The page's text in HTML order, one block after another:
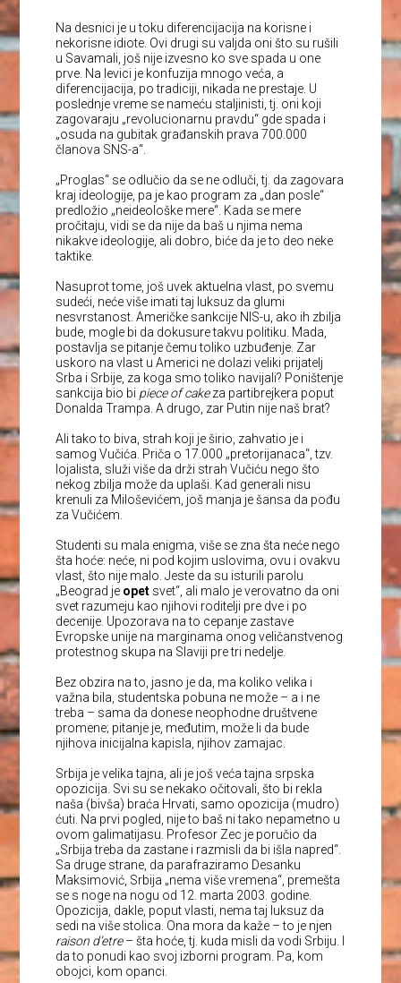
Na desnici je u toku diferencijacija na korisne i
nekorisne idiote. Ovi drugi su valjda oni što su rušili
u Savamali, još nije izvesno ko sve spada u one
prve. Na levici je konfuzija mnogo veća, a
diferencijacija, po tradiciji, nikada ne prestaje. U
poslednje vreme se nameću staljinisti, tj. oni koji
zagovaraju „revolucionarnu pravdu“ gde spada i
„osuda na gubitak građanskih prava 700.000
članova SNS-a“.
„Proglas“ se odlučio da se ne odluči, tj. da zagovara
kraj ideologije, pa je kao program za „dan posle“
predložio „neideološke mere“. Kada se mere
pročitaju, vidi se da nije da baš u njima nema
nikakve ideologije, ali dobro, biće da je to deo neke
taktike.
Nasuprot tome, još uvek aktuelna vlast, po svemu
sudeći, neće više imati taj luksuz da glumi
nesvrstanost. Američke sankcije NIS-u, ako ih zbilja
bude, mogle bi da dokusure takvu politiku. Mada,
postavlja se pitanje čemu toliko uzbuđenje. Zar
uskoro na vlast u Americi ne dolazi veliki prijatelj
Srba i Srbije, za koga smo toliko navijali? Poništenje
sankcija bio bi piece of cakeza partibrejkera poput
Donalda Trampa. A drugo, zar Putin nije naš brat?
Ali tako to biva, strah koji je širio, zahvatio je i
samog Vučića. Priča o 17.000 „pretorijanaca“, tzv.
lojalista, služi više da drži strah Vučiću nego što
nekog zbilja može da uplaši. Kad generali nisu
krenuli za Miloševićem, još manja je šansa da pođu
za Vučićem.
Studenti su mala enigma, više se zna šta neće nego
šta hoće: neće, ni pod kojim uslovima, ovu i ovakvu
vlast, što nije malo. Jeste da su isturili parolu
„Beograd je opet svet“, ali malo je verovatno da oni
svet razumeju kao njihovi roditelji pre dve i po
decenije. Upozorava na to cepanje zastave
Evropske unije na marginama onog veličanstvenog
protestnog skupa na Slaviji pre tri nedelje.
Bez obzira na to, jasno je da, ma koliko velika i
važna bila, studentska pobuna ne može – a i ne
treba – sama da donese neophodne društvene
promene; pitanje je, međutim, može li da bude
njihova inicijalna kapisla, njihov zamajac.
Srbija je velika tajna, ali je još veća tajna srpska
opozicija. Svi su se nekako očitovali, što bi rekla
naša (bivša) braća Hrvati, samo opozicija (mudro)
ćuti. Na prvi pogled, nije to baš ni tako nepametno u
ovom galimatijasu. Profesor Zec je poručio da
„Srbija treba da zastane i razmisli da bi išla napred“.
Sa druge strane, da parafraziramo Desanku
Maksimović, Srbija „nema više vremena“, premešta
se s noge na nogu od 12. marta 2003. godine.
Opozicija, dakle, poput vlasti, nema taj luksuz da
sedi na više stolica. Ona mora da kaže – to je njen
raison d’etre– šta hoće, tj. kuda misli da vodi Srbiju. I
da to ponudi kao svoj izborni program. Pa, kom
obojci, kom opanci.